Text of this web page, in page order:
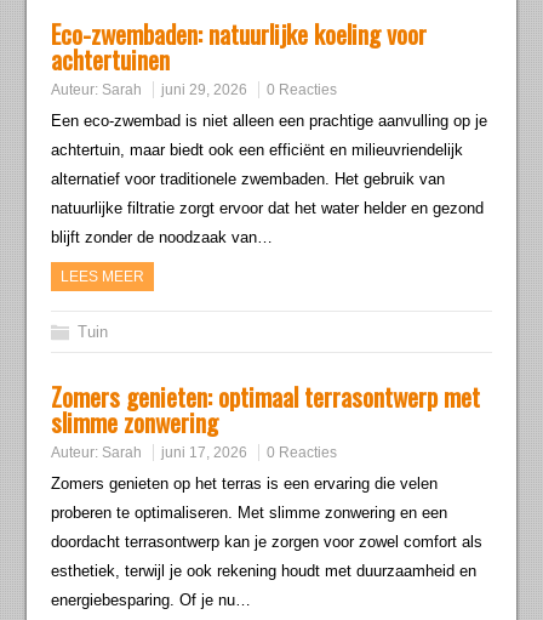
Eco-zwembaden: natuurlijke koeling voor
achtertuinen
Auteur: Sarah juni 29, 2026 0 Reacties
Een eco-zwembad is niet alleen een prachtige aanvulling op je
achtertuin, maar biedt ook een efficiënt en milieuvriendelijk
alternatief voor traditionele zwembaden. Het gebruik van
natuurlijke filtratie zorgt ervoor dat het water helder en gezond
blijft zonder de noodzaak van…
LEES MEER
Tuin
Zomers genieten: optimaal terrasontwerp met
slimme zonwering
Auteur: Sarah juni 17, 2026 0 Reacties
Zomers genieten op het terras is een ervaring die velen
proberen te optimaliseren. Met slimme zonwering en een
doordacht terrasontwerp kan je zorgen voor zowel comfort als
esthetiek, terwijl je ook rekening houdt met duurzaamheid en
energiebesparing. Of je nu…